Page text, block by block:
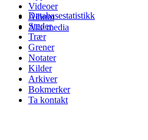
Videoer
Album
Alle media
Databasestatistikk
Steder
Trær
Grener
Notater
Kilder
Arkiver
Bokmerker
Ta kontakt